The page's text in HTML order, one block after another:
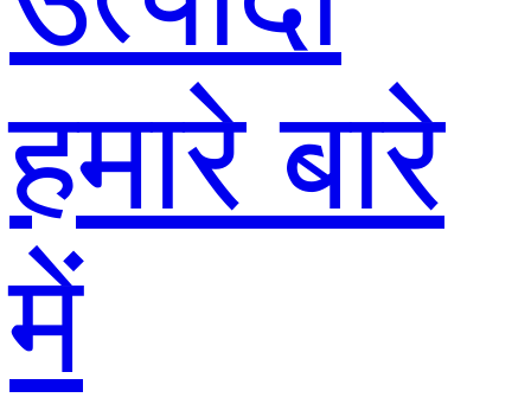
हमारे बारे
में